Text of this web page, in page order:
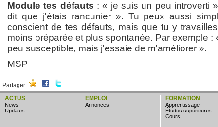
Module tes défauts : « je suis un peu introverti
dit que j'étais rancunier ». Tu peux aussi
conscient de tes défauts, mais que tu y
moins préparée et plus spontanée. Par exemple :
peu susceptible, mais j'essaie de m'améliorer ».
MSP
Partager:
ACTUS
news
updates
EMPLOI
annonces
FORMATION
apprentissage
études supérieures
cours